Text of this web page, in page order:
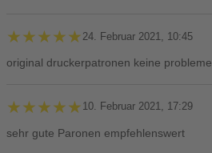
★★★★★
★★★★★ 24. Februar 2021, 10:45
original druckerpatronen keine probleme
★★★★★
★★★★★ 10. Februar 2021, 17:29
sehr gute Paronen empfehlenswert